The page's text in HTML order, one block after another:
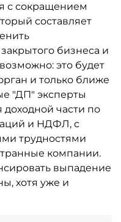
с сокращением
составляет
бизнеса и
это будет
и только ближе
"ДП" эксперты
доходной части по
и НДФЛ, с
трудностями
компании.
выпадение
хотя уже и